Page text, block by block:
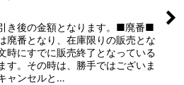
き後の金額となります。■廃番■
廃番となり、在庫限りの販売とな
時にすでに販売終了となっている
す。その時は、勝手ではございま
ャンセルと…